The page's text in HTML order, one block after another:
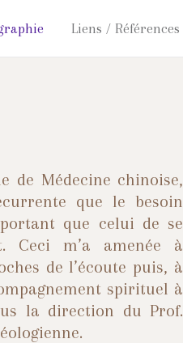
Liens / Références
de Médecine chinoise,
que le besoin
que celui de se
Ceci m’a amenée à
de l’écoute puis, à
spirituel à
la direction du Prof.